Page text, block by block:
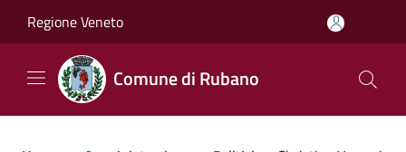
Regione Veneto
Comune di Rubano